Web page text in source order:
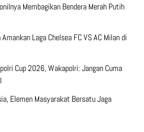
Membagikan Bendera Merah Putih
Laga Chelsea FC VS AC Milan di
Cup 2026, Wakapolri: Jangan Cuma
Elemen Masyarakat Bersatu Jaga